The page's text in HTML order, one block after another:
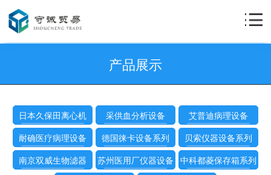
产品展示
日本久保田离心机 采供血分析设备
艾普迪病理设备
耐确医疗病理设备
德国徕卡设备系列
贝索仪器设备系列
南京双威生物滤器
苏州医用厂仪器设备 中科都菱保存箱系列